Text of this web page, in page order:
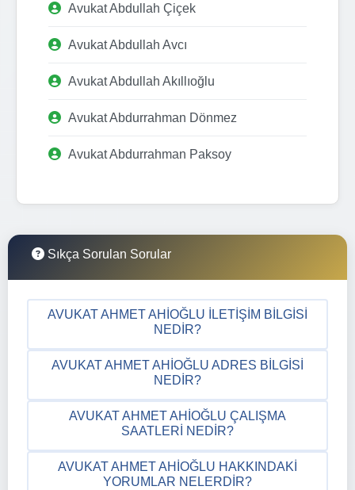
Avukat Abdullah Çiçek
Avukat Abdullah Avcı
Avukat Abdullah Akıllıoğlu
Avukat Abdurrahman Dönmez
Avukat Abdurrahman Paksoy
Sıkça Sorulan Sorular
AVUKAT AHMET AHIOĞLU İLETIŞIM BILGISI
NEDIR?
AVUKAT AHMET AHIOĞLU ADRES BILGISI
NEDIR?
AVUKAT AHMET AHIOĞLU ÇALIŞMA
SAATLERI NEDIR?
AVUKAT AHMET AHIOĞLU HAKKINDAKI
YORUMLAR NELERDIR?